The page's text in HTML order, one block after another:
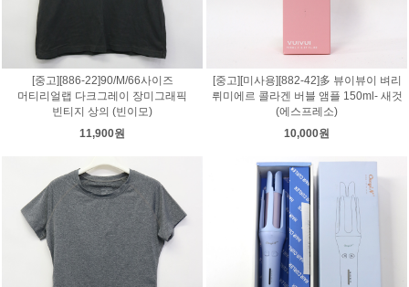
[중고][886-22]90/M/66사이즈
머티리얼랩 다크그레이 장미그래픽
빈티지 상의 (빈이모)
11,900원
[중고][미사용][882-42]多 뷰이뷰이 벼리
뤼미에르 콜라겐 버블 앰플 150ml- 새것
(에스프레소)
10,000원